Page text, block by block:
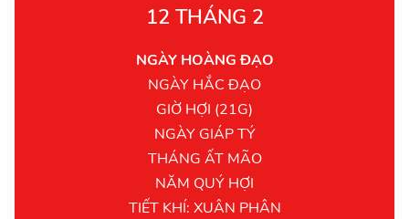
12 THÁNG 2
NGÀY HOÀNG ĐẠO
NGÀY HẮC ĐẠO
GIỜ HỢI (21G)
NGÀY GIÁP TÝ
THÁNG ẤT MÃO
NĂM QUÝ HỢI
TIẾT KHÍ: XUÂN PHÂN